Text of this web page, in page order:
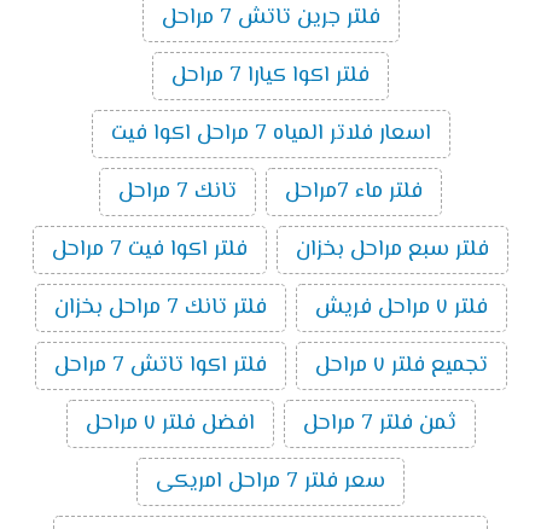
فلتر جرين تاتش 7 مراحل
فلتر اكوا كيارا 7 مراحل
اسعار فلاتر المياه 7 مراحل اكوا فيت
فلتر ماء 7مراحل
تانك 7 مراحل
فلتر سبع مراحل بخزان
فلتر اكوا فيت 7 مراحل
فلتر ٧ مراحل فريش
فلتر تانك 7 مراحل بخزان
تجميع فلتر ٧ مراحل
فلتر اكوا تاتش 7 مراحل
ثمن فلتر 7 مراحل
افضل فلتر ٧ مراحل
سعر فلتر 7 مراحل امريكى